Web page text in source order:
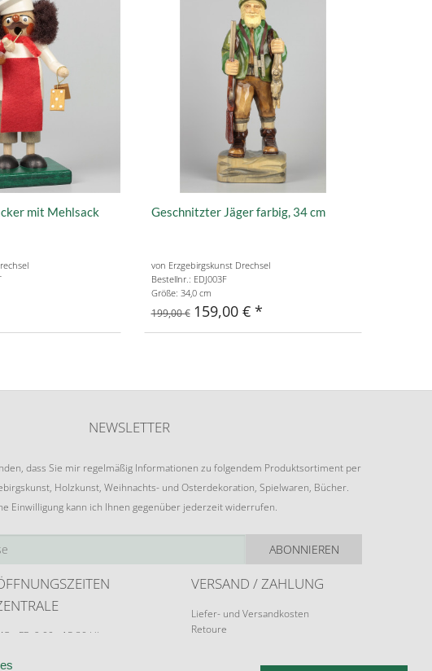
mit Mehlsack Geschnitzter Jäger farbig, 34 cm
von Erzgebirgskunst Drechsel
Bestellnr.: EDJ003F
Größe: 34,0 cm
199,00 € 159,00 €
NEWSLETTER
dass Sie mir regelmäßig Informationen zu folgendem Produktsortiment per
Holzkunst, Weihnachts- und Osterdekoration, Spielwaren, Bücher.
Einwilligung kann ich Ihnen gegenüber jederzeit widerrufen.
ABONNIEREN
- FR: 9:00 - 15:30 Uhr
VERSAND / ZAHLUNG
Liefer- und Versandkosten
Retoure